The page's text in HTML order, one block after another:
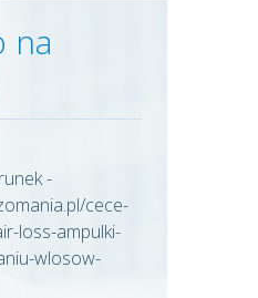
na
-
cece-
loss-ampulki-
wlosow-